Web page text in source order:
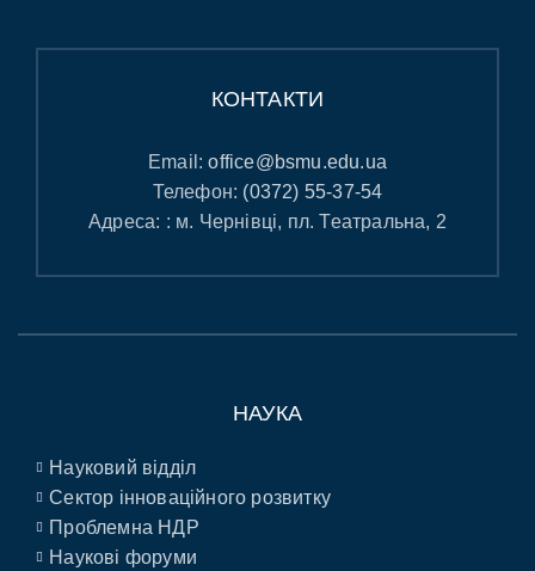
КОНТАКТИ
Email:office@bsmu.edu.ua
Телефон: (0372) 55-37-54
Адреса: : м. Чернівці, пл. Театральна, 2
НАУКА
Науковий відділ
Сектор інноваційного розвитку
Проблемна НДР
Наукові форуми